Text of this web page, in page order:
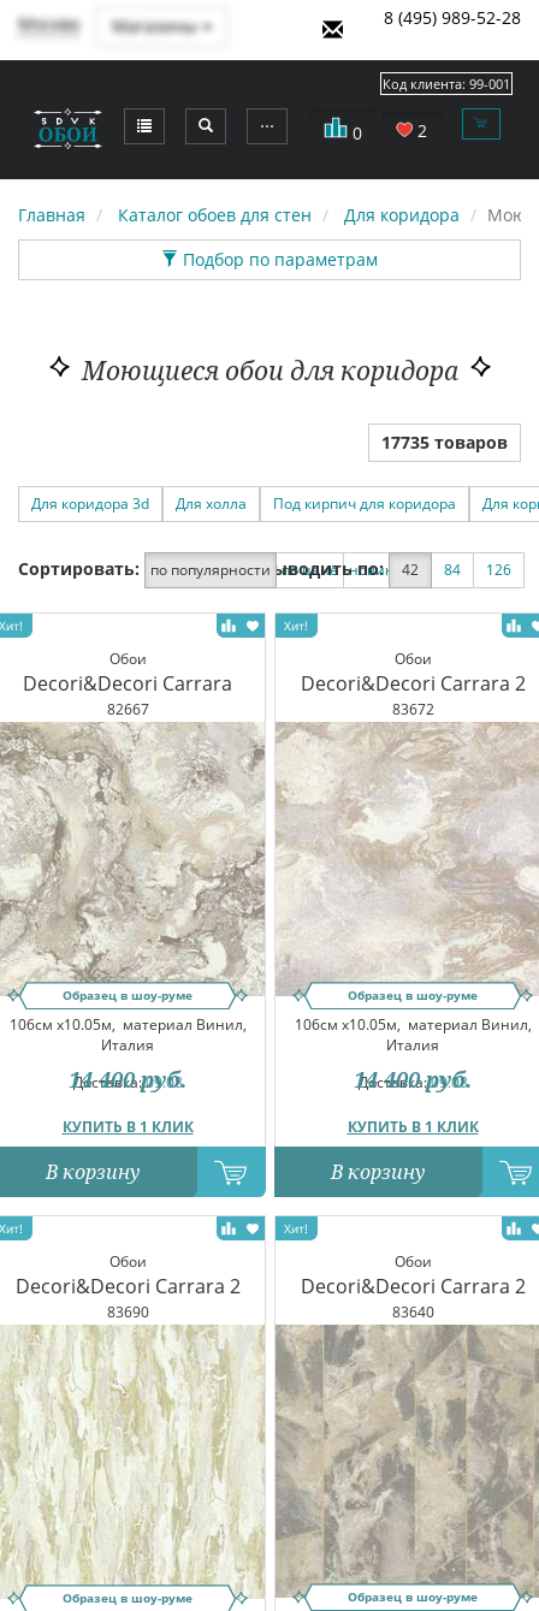
Москва Магазины 8 (495) 989-52-28
⋯ 0 2
Код клиента: 99-001
Главная Каталог обоев для стен Для коридора
Подбор по параметрам
Моющиеся обои для коридора
17735 товаров
Для коридора 3d Для холла Под кирпич для коридора Для
Сортировать: по популярности по цене новинки по скидке
Выводить по: 42 84 126
Обои
Decori&Decori Carrara
82667
Образец в шоу-руме
106см x10.05м, материал Винил,
Италия
Доставка:09.08
КУПИТЬ В 1 КЛИК
14 400 руб.
В корзину
Обои
Decori&Decori Carrara 2
83672
Образец в шоу-руме
106см x10.05м, материал Винил,
Италия
Доставка:09.08
КУПИТЬ В 1 КЛИК
14 400 руб.
В корзину
Обои
Decori&Decori Carrara 2
83690
Образец в шоу-руме
Обои
Decori&Decori Carrara 2
83640
Образец в шоу-руме